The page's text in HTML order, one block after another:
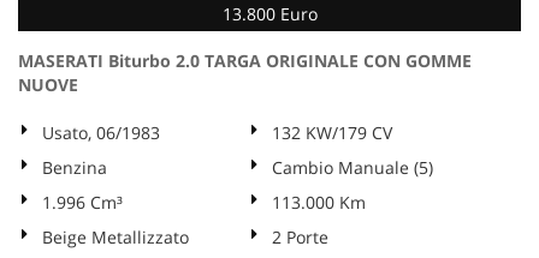
13.800 Euro
MASERATI Biturbo 2.0 TARGA ORIGINALE CON GOMME
NUOVE
Usato, 06/1983
132 KW/179 CV
Benzina
Cambio Manuale (5)
1.996 Cm³
113.000 Km
Beige Metallizzato
2 Porte